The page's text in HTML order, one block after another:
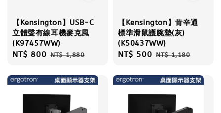
【Kensington】USB-C
立體聲有線耳機麥克風
(K97457WW)
Sale
NT$ 800 Regular
NT$ 1,880
【Kensington】肯辛通
標準滑鼠護腕墊(灰)
(K50437WW)
Sale
NT$ 500 Regular
NT$ 1,180